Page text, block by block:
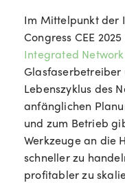
Im Mittelpunkt der
Congress CEE 2025
Integrated Network
Glasfaserbetreiber
Lebenszyklus des
anfänglichen
und zum Betrieb
Werkzeuge an die
schneller zu
profitabler zu